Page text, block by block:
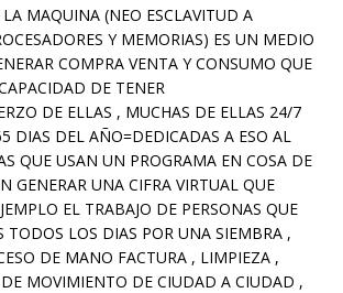
MAQUINA (NEO ESCLAVITUD A
Y MEMORIAS) ES UN MEDIO
COMPRA VENTA Y CONSUMO QUE
DE TENER
DE ELLAS , MUCHAS DE ELLAS 24/7
DIAS DEL AÑO=DEDICADAS A ESO AL
QUE USAN UN PROGRAMA EN COSA DE
GENERAR UNA CIFRA VIRTUAL QUE
EL TRABAJO DE PERSONAS QUE
TODOS LOS DIAS POR UNA SIEMBRA ,
DE MANO FACTURA , LIMPIEZA ,
DE MOVIMIENTO DE CIUDAD A CIUDAD ,